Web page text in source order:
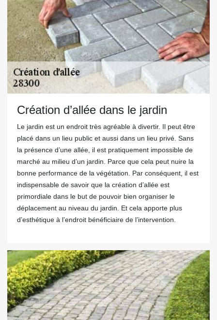
Création d’allée dans le jardin
Le jardin est un endroit très agréable à divertir. Il peut être
placé dans un lieu public et aussi dans un lieu privé. Sans
la présence d’une allée, il est pratiquement impossible de
marché au milieu d’un jardin. Parce que cela peut nuire la
bonne performance de la végétation. Par conséquent, il est
indispensable de savoir que la création d’allée est
primordiale dans le but de pouvoir bien organiser le
déplacement au niveau du jardin. Et cela apporte plus
d’esthétique à l’endroit bénéficiaire de l’intervention.